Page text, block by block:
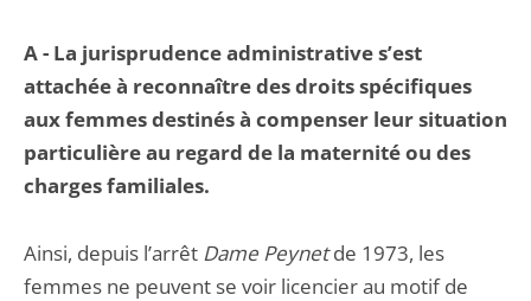
A - La jurisprudence administrative s’est
attachée à reconnaître des droits spécifiques
aux femmes destinés à compenser leur situation
particulière au regard de la maternité ou des
charges familiales.
Ainsi, depuis l’arrêt Dame Peynetde 1973, les
femmes ne peuvent se voir licencier au motif de